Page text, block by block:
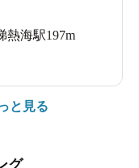
熱海駅197m
と見る